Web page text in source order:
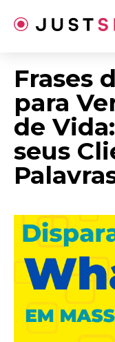
para
Frases
para
de
seus